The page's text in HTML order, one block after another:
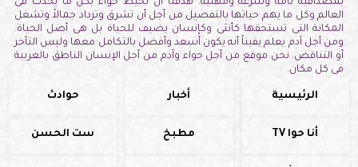
العالم وكل ما يهم حياتها بالتفصيل من أجل أن تشرق وتزداد جمالاً وتشغل
المكانة التى تستحقها كأنثى وكإنسان يضيف للحياة بل هى أصل الحياة.
ومن أجل آدم يعلم يقيناً أنه يكون أسعد وأفضل بالتكامل معها وليس التأخر
أو التناقض. نحن موقع من أجل حواء وآدم من أجل الإنسان الناطق بالعربية
فى كل مكان.
الرئيسية أخبار حوادث
أنا حوا TV مطبخ ست الحسن